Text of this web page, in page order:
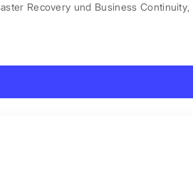
Recovery und Business Continuity,